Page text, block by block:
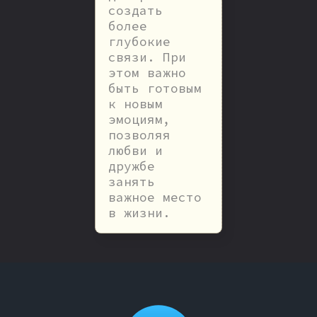
создать
более
глубокие
связи. При
этом важно
быть готовым
к новым
эмоциям,
позволяя
любви и
дружбе
занять
важное место
в жизни.